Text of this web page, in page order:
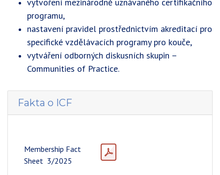
programu,
nastavení pravidel prostřednictvím akreditací pro
specifické vzdělávacích programy pro kouče,
vytváření odborných diskusních skupin –
Communities of Practice.
Fakta o ICF
Membership Fact
Sheet 3/2025